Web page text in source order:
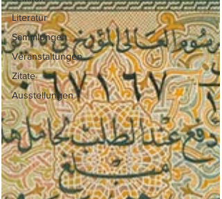
Literatur
Sammlungen
Veranstaltungen
Zitate
Ausstellungen